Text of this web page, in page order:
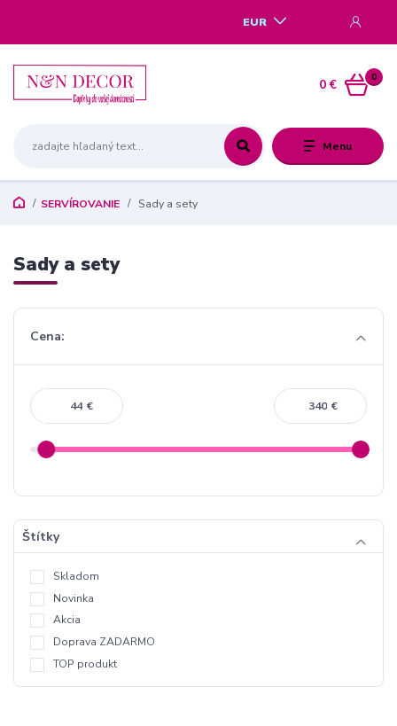
Menu
EUR
0
0 €
SERVÍROVANIE Sady a sety
Sady a sety
Cena:
€ €
Štítky
Skladom
Novinka
Akcia
Doprava ZADARMO
TOP produkt